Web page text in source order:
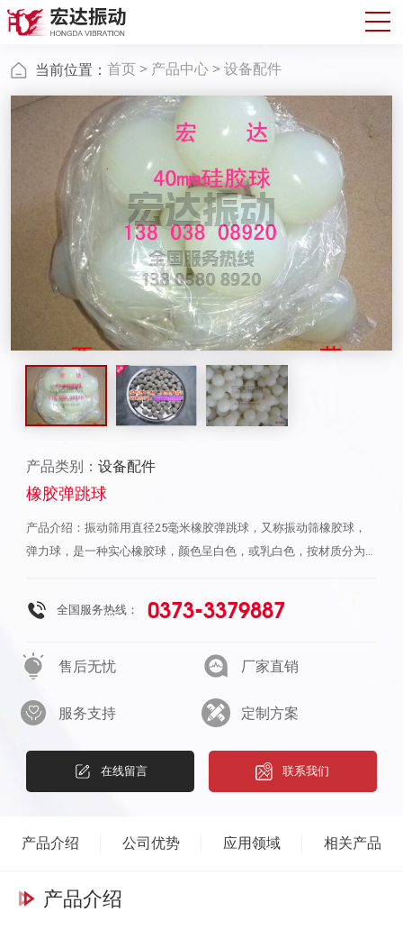
当前位置： 首页 > 产品中心 > 设备配件
产品类别： 设备配件
橡胶弹跳球
产品介绍：振动筛用直径25毫米橡胶弹跳球，又称振动筛橡胶球，
弹力球，是一种实心橡胶球，颜色呈白色，或乳白色，按材质分为橡
振筛不可缺少的一部分,常用规格：直径15mm，18，20，25，28，
30，35，40，45，50毫米.振动筛分机械防堵网的主要配件，它是在
网,从而实现清理筛网,提高透网率的目的.它的材质一般为天然橡胶,硅
可少的配件。25毫米橡胶弹跳球作用：在振动筛工作的时候受冲孔
透网率的目的。它们是振动筛分机械防堵筛网的主要配件。橡胶弹跳
球 分普通橡胶球、弹球、硅橡胶球、聚氨酯橡胶球。用于食品、医
￠15mm、
或硅胶的胶料在橡胶硫化机器加入硫化剂，经过橡胶硫化机器的温度
全国服务热线： 0373-3379887
售后无忧 厂家直销
服务支持 定制方案
在线留言 联系我们
产品介绍 公司优势 应用领域 相关产品
产品介绍